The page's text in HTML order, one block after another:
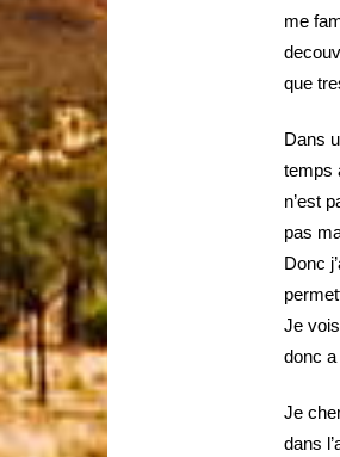
me
que
Dans
temps
n’est
pas
Donc
Je
donc
Je
dans